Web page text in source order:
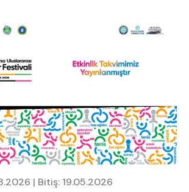
| Bitiş: 19.05.2026